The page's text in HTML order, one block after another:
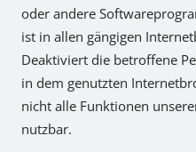
oder andere
ist in allen gängigen
Deaktiviert die betroffene
in dem genutzten
nicht alle Funktionen
nutzbar.